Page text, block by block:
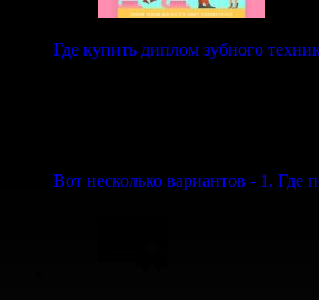
Где купить диплом зубного
Вот несколько вариантов - 1.